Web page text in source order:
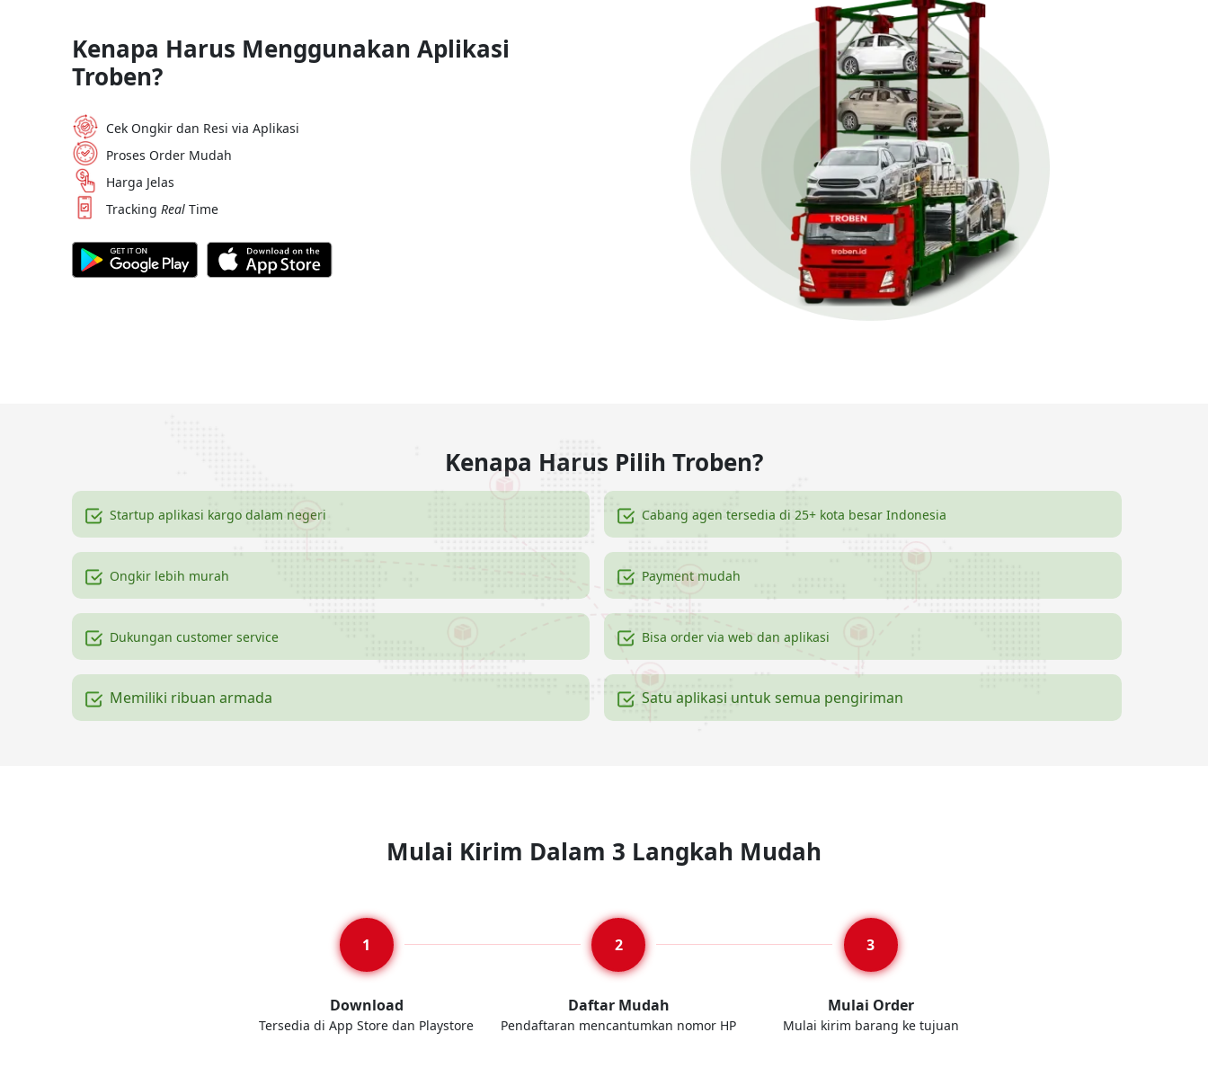
Kenapa Harus Menggunakan Aplikasi
Troben?
Cek Ongkir dan Resi via Aplikasi
Proses Order Mudah
Harga Jelas
Tracking Real Time
Kenapa Harus Pilih Troben?
Startup aplikasi kargo dalam negeri Cabang agen tersedia di 25+ kota besar Indonesia
Ongkir lebih murah Payment mudah
Dukungan customer service Bisa order via web dan aplikasi
Memiliki ribuan armada Satu aplikasi untuk semua pengiriman
Mulai Kirim Dalam 3 Langkah Mudah
Download
Tersedia di App Store dan Playstore
Daftar Mudah
Pendaftaran mencantumkan nomor HP
Mulai Order
Mulai kirim barang ke tujuan